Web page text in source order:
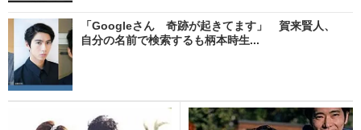
「Googleさん 奇跡が起きてます」 賀来賢人、
自分の名前で検索するも柄本時生...